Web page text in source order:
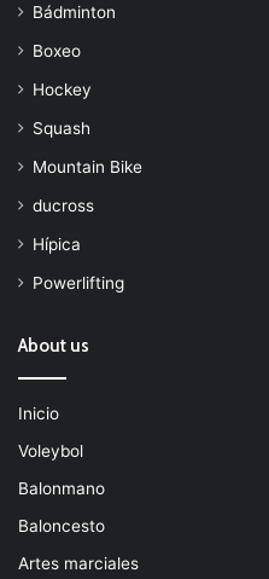
Bádminton
Boxeo
Hockey
Squash
Mountain Bike
ducross
Hípica
Powerlifting
About us
Inicio
Voleybol
Balonmano
Baloncesto
Artes marciales